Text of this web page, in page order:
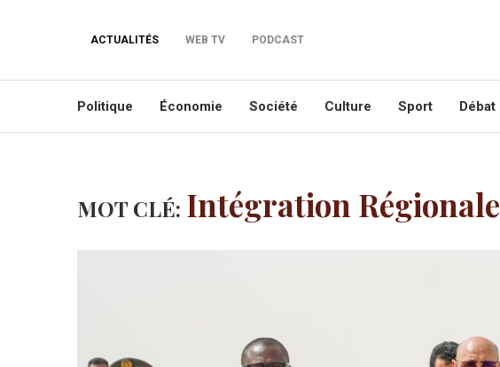
ACTUALITÉS WEB TV PODCAST
Politique Économie Société Culture Sport Débat
MOT CLÉ: Intégration Régionale